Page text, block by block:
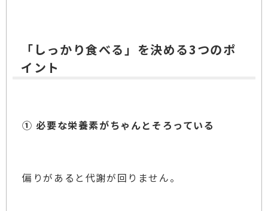
「しっかり食べる」を決める3つのポ
イント
① 必要な栄養素がちゃんとそろっている
偏りがあると代謝が回りません。